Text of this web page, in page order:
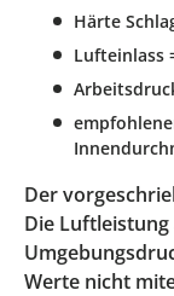
Härte
Lufteinlass
Der
Die
Werte nicht